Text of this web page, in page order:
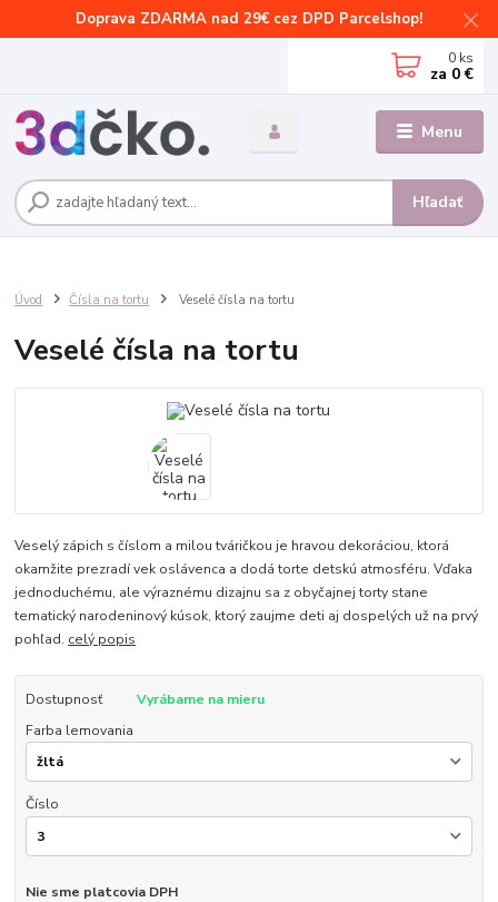
Doprava ZDARMA nad 29€ cez DPD Parcelshop!
Menu
Hľadať
0 ks
za 0 €
Úvod Čísla na tortu Veselé čísla na tortu
Veselé čísla na tortu
Veselý zápich s číslom a milou tváričkou je hravou dekoráciou, ktorá
okamžite prezradí vek oslávenca a dodá torte detskú atmosféru. Vďaka
jednoduchému, ale výraznému dizajnu sa z obyčajnej torty stane
tematický narodeninový kúsok, ktorý zaujme deti aj dospelých už na prvý
pohľad. celý popis
Dostupnosť
Vyrábame na mieru
Farba lemovania
Číslo
Nie sme platcovia DPH